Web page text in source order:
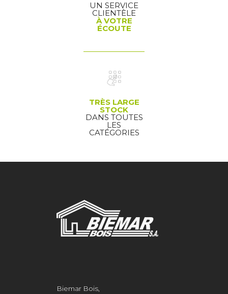
UN SERVICE
CLIENTÈLE
À VOTRE
ÉCOUTE
TRÈS LARGE
STOCK
DANS TOUTES
LES
CATÉGORIES
Biemar Bois,